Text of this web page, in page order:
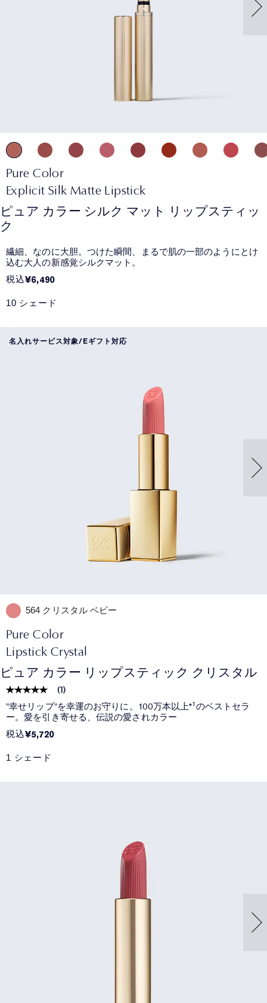
Pure Color
Explicit Silk Matte Lipstick
ピュア カラー シルク マット リップスティッ
ク
繊細、なのに大胆。つけた瞬間、まるで肌の一部のようにとけ
込む大人の新感覚シルクマット。
税込¥6,490
10 シェード
名入れサービス対象/Eギフト対応
564 クリスタル ベビー
Pure Color
Lipstick Crystal
ピュア カラー リップスティック クリスタル
(1)
"幸せリップ"を幸運のお守りに。100万本以上*¹のベストセラ
ー。愛を引き寄せる、伝説の愛されカラー
税込¥5,720
1 シェード